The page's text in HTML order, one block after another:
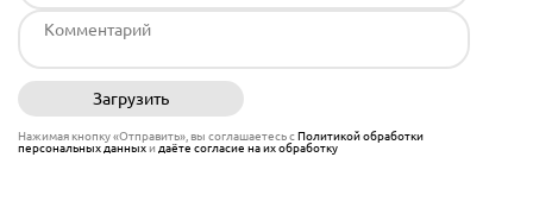
Загрузить
Нажимая кнопку «Отправить», вы соглашаетесь сПолитикой обработки
персональных данныхи даёте согласие на их обработку